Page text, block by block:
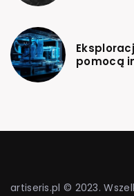
pomocą
artiseris.pl © 2023.